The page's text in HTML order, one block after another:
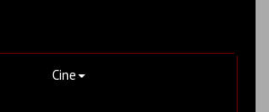
Cine